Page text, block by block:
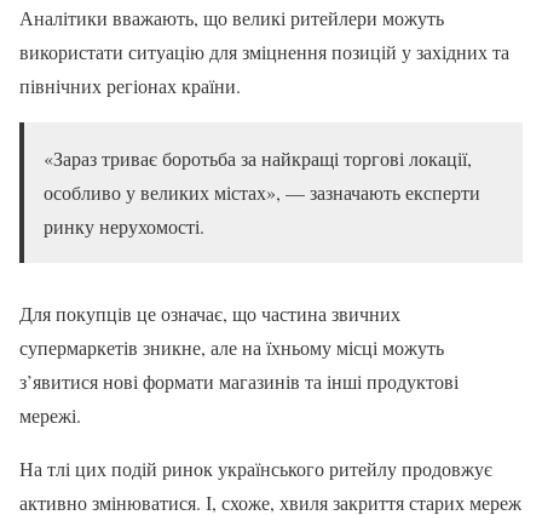
Аналітики вважають, що великі ритейлери можуть
використати ситуацію для зміцнення позицій у західних та
північних регіонах країни.
«Зараз триває боротьба за найкращі торгові локації,
особливо у великих містах», — зазначають експерти
ринку нерухомості.
Для покупців це означає, що частина звичних
супермаркетів зникне, але на їхньому місці можуть
з’явитися нові формати магазинів та інші продуктові
мережі.
На тлі цих подій ринок українського ритейлу продовжує
активно змінюватися. І, схоже, хвиля закриття старих мереж